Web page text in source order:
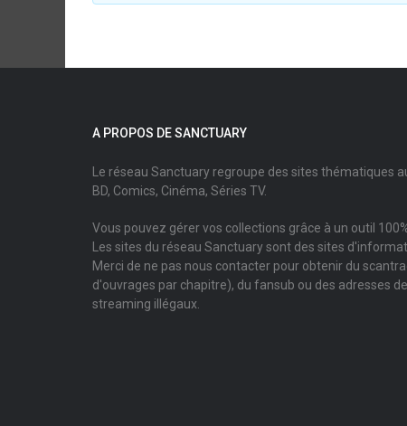
A PROPOS DE SANCTUARY
Le réseau Sanctuary regroupe des sites thématiques
BD, Comics, Cinéma, Séries TV.
Vous pouvez gérer vos collections grâce à un outil
Les sites du réseau Sanctuary sont des sites
Merci de ne pas nous contacter pour obtenir du
d'ouvrages par chapitre), du fansub ou des adresses
streaming illégaux.